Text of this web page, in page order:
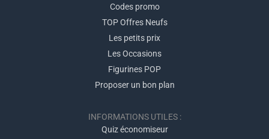
Codes promo
TOP Offres Neufs
Les petits prix
Les Occasions
Figurines POP
Proposer un bon plan
INFORMATIONS UTILES :
Quiz économiseur